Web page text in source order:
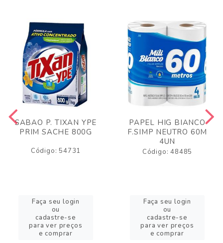
SABAO P. TIXAN YPE
PRIM SACHE 800G
Código: 54731
Faça seu login
ou
cadastre-se
para ver preços
e comprar
PAPEL HIG BIANCO
F.SIMP NEUTRO 60M
4UN
Código: 48485
Faça seu login
ou
cadastre-se
para ver preços
e comprar